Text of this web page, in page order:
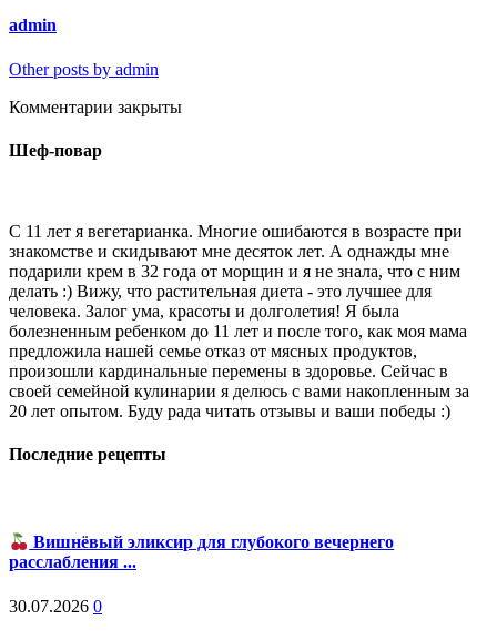
admin
Other posts by admin
Комментарии закрыты
Шеф-повар
С 11 лет я вегетарианка. Многие ошибаются в возрасте при
знакомстве и скидывают мне десяток лет. А однажды мне
подарили крем в 32 года от морщин и я не знала, что с ним
делать :) Вижу, что растительная диета - это лучшее для
человека. Залог ума, красоты и долголетия! Я была
болезненным ребенком до 11 лет и после того, как моя мама
предложила нашей семье отказ от мясных продуктов,
произошли кардинальные перемены в здоровье. Сейчас в
своей семейной кулинарии я делюсь с вами накопленным за
20 лет опытом. Буду рада читать отзывы и ваши победы :)
Последние рецепты
Вишнёвый эликсир для глубокого вечернего
расслабления ...
30.07.2026 0